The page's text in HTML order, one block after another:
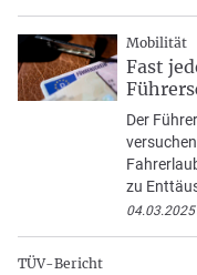
Mobilität
Fast
Der
zu
04.03.2025
TÜV-Bericht